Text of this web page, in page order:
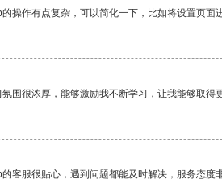
操作有点复杂，可以简化一下，比如将设置页面
围很浓厚，能够激励我不断学习，让我能够取得
客服很贴心，遇到问题都能及时解决，服务态度